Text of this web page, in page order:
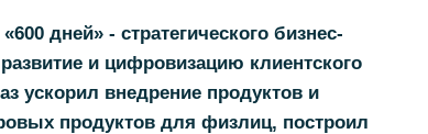
дней» - стратегического бизнес-
и цифровизацию клиентского
ускорил внедрение продуктов и
продуктов для физлиц, построил